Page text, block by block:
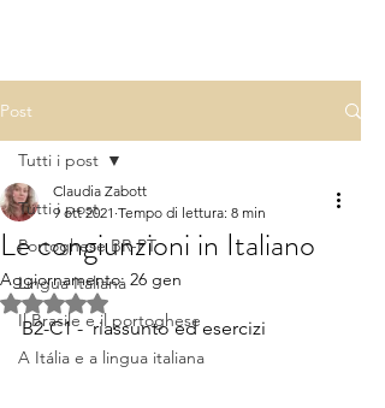
Post
Tutti i post
Portoghese BR-PT
Lingua Italiana
Il Brasile e il portoghese
A Itália e a lingua italiana
Tutti i post
Le congiunzioni in Italiano
Claudia Zabott
9 ott 2021 Tempo di lettura: 8 min
Aggiornamento:26 gen
Valutazione NaN stelle su 5.
B2-C1 -  riassunto ed esercizi